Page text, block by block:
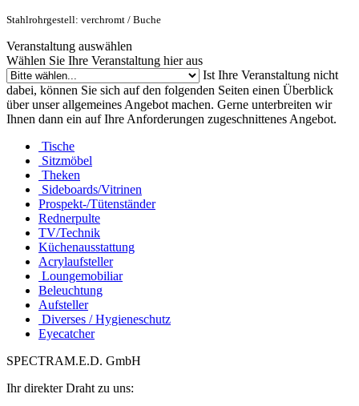
Stahlrohrgestell: verchromt / Buche
Veranstaltung auswählen
Wählen Sie Ihre Veranstaltung hier aus
Ist Ihre Veranstaltung nicht
dabei, können Sie sich auf den folgenden Seiten einen Überblick
über unser allgemeines Angebot machen. Gerne unterbreiten wir
Ihnen dann ein auf Ihre Anforderungen zugeschnittenes Angebot.
Tische
Sitzmöbel
Theken
Sideboards/Vitrinen
Prospekt-/Tütenständer
Rednerpulte
TV/Technik
Küchenausstattung
Acrylaufsteller
Loungemobiliar
Beleuchtung
Aufsteller
Diverses / Hygieneschutz
Eyecatcher
SPECTRAM.E.D. GmbH
Ihr direkter Draht zu uns: